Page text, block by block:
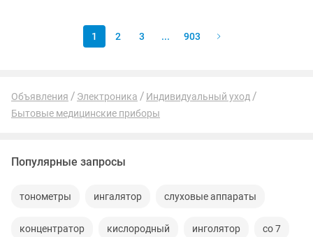
1 2 3 ... 903
Объявления Электроника
Индивидуальный уход
Бытовые медицинские приборы
Популярные запросы
тонометры ингалятор слуховые аппараты
концентратор кислородный инголятор со 7